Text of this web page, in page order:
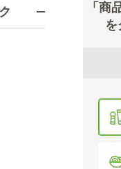
「商